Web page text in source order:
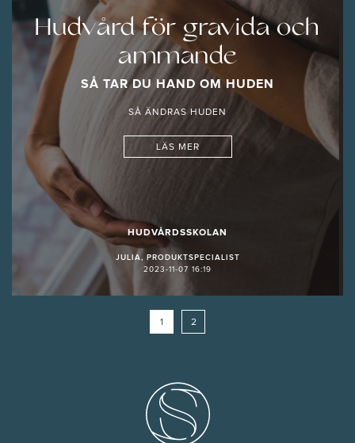
Hudvård för gravida och
ammande
SÅ TAR DU HAND OM HUDEN
SÅ ÄNDRAS HUDEN
LÄS MER
HUDVÅRDSSKOLAN
JULIA, PRODUKTSPECIALIST
2023-11-07 16:19
1 2